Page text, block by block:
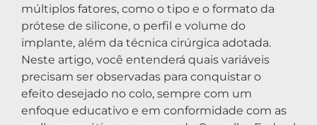
múltiplos fatores, como o tipo e o formato da
prótese de silicone, o perfil e volume do
implante, além da técnica cirúrgica adotada.
Neste artigo, você entenderá quais variáveis
precisam ser observadas para conquistar o
efeito desejado no colo, sempre com um
enfoque educativo e em conformidade com as